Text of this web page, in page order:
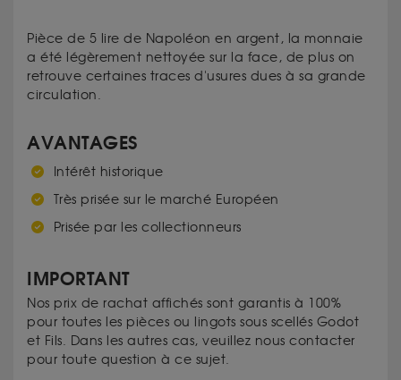
Pièce de 5 lire de Napoléon en argent, la monnaie
a été légèrement nettoyée sur la face, de plus on
retrouve certaines traces d'usures dues à sa grande
circulation.
AVANTAGES
Intérêt historique
Très prisée sur le marché Européen
Prisée par les collectionneurs
IMPORTANT
Nos prix de rachat affichés sont garantis à 100%
pour toutes les pièces ou lingots sous scellés Godot
et Fils. Dans les autres cas, veuillez nous contacter
pour toute question à ce sujet.